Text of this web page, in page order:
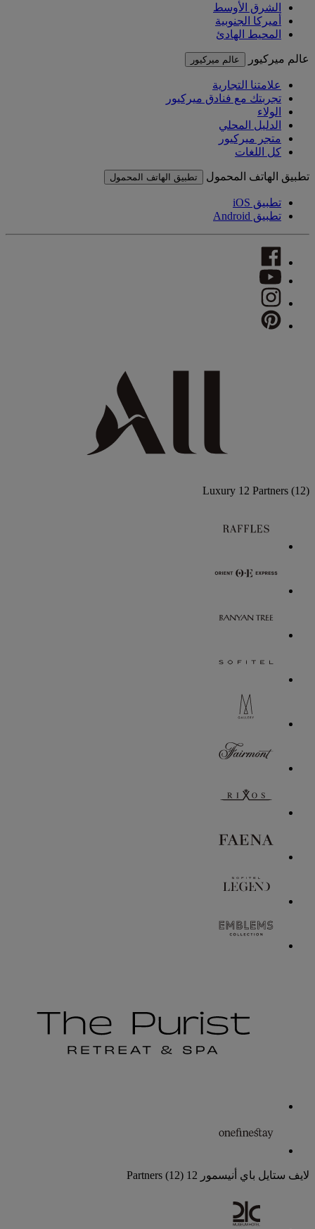
الشرق الأوسط
أميركا الجنوبية
المحيط الهادئ
عالم ميركيور عالم ميركيور
علامتنا التجارية
تجربتك مع فنادق ميركيور
الولاء
الدليل المحلي
متجر ميركيور
كل اللغات
تطبيق الهاتف المحمول تطبيق الهاتف المحمول
تطبيق iOS
تطبيق Android
Luxury 12 Partners (12)
لايف ستايل باي أنيسمور 12 Partners
(12)